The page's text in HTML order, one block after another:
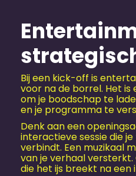
Bij een kick-off is
voor na de borrel. Het
om je boodschap te
en je programma te
Denk aan een
interactieve sessie die
verbindt. Een muzikaal
van je verhaal
die het ijs breekt na een